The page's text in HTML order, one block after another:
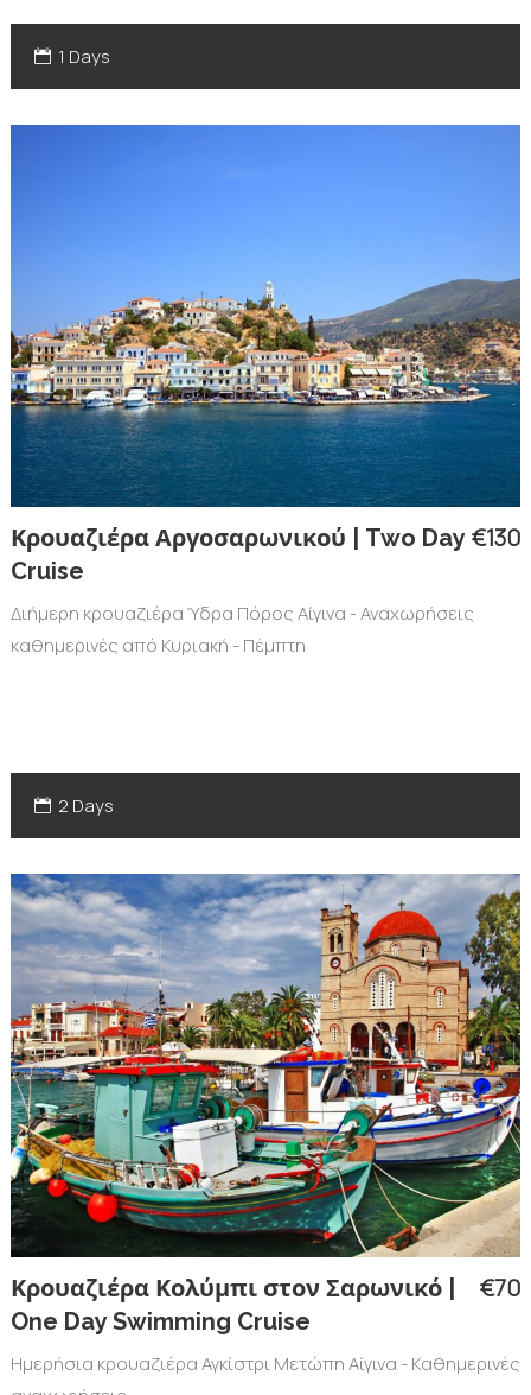
1 Days
Κρουαζιέρα Αργοσαρωνικού | Two Day
Cruise
€130
Διήμερη κρουαζιέρα Ύδρα Πόρος Αίγινα - Αναχωρήσεις
καθημερινές από Κυριακή - Πέμπτη
2 Days
Κρουαζιέρα Κολύμπι στον Σαρωνικό |
One Day Swimming Cruise
€70
Ημερήσια κρουαζιέρα Αγκίστρι Μετώπη Αίγινα - Καθημερινές